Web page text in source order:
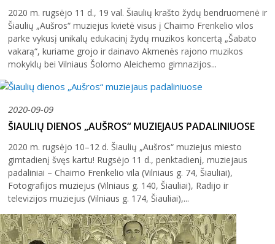
2025 (XXII festivalis)
2024 (XXI festivalis)
2023 (XX festivalis)
2022 (XIX festivalis)
2021 (XVIII festivalis)
2020 (XVII festivalis)
2020 m. rugsėjo 11 d., 19 val. Šiaulių krašto žydų bendruomenė ir
Šiaulių „Aušros“ muziejus kvietė visus į Chaimo Frenkelio vilos
parke vykusį unikalų edukacinį žydų muzikos koncertą „Šabato
vakarą“, kuriame grojo ir dainavo Akmenės rajono muzikos
mokyklų bei Vilniaus Šolomo Aleichemo gimnazijos...
2020-09-09
ŠIAULIŲ DIENOS „AUŠROS“ MUZIEJAUS PADALINIUOSE
2020 m. rugsėjo 10–12 d. Šiaulių „Aušros“ muziejus miesto
gimtadienį švęs kartu! Rugsėjo 11 d., penktadienį, muziejaus
padaliniai – Chaimo Frenkelio vila (Vilniaus g. 74, Šiauliai),
Fotografijos muziejus (Vilniaus g. 140, Šiauliai), Radijo ir
televizijos muziejus (Vilniaus g. 174, Šiauliai),...